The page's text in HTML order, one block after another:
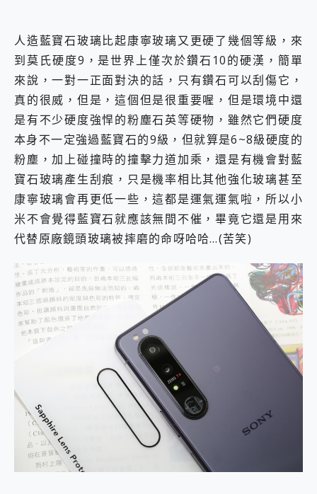
人造藍寶石玻璃比起康寧玻璃又更硬了幾個等級，來
到莫氏硬度9，是世界上僅次於鑽石10的硬漢，簡單
來說，一對一正面對決的話，只有鑽石可以刮傷它，
真的很威，但是，這個但是很重要喔，但是環境中還
是有不少硬度強悍的粉塵石英等硬物，雖然它們硬度
本身不一定強過藍寶石的9級，但就算是6~8級硬度的
粉塵，加上碰撞時的撞擊力道加乘，還是有機會對藍
寶石玻璃產生刮痕，只是機率相比其他強化玻璃甚至
康寧玻璃會再更低一些，這都是運氣運氣啦，所以小
米不會覺得藍寶石就應該無間不催，畢竟它還是用來
代替原廠鏡頭玻璃被摔磨的命呀哈哈…(苦笑)